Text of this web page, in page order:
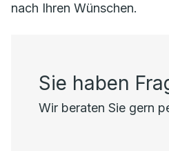
nach Ihren Wünschen.
Sie haben
Wir beraten Sie gern